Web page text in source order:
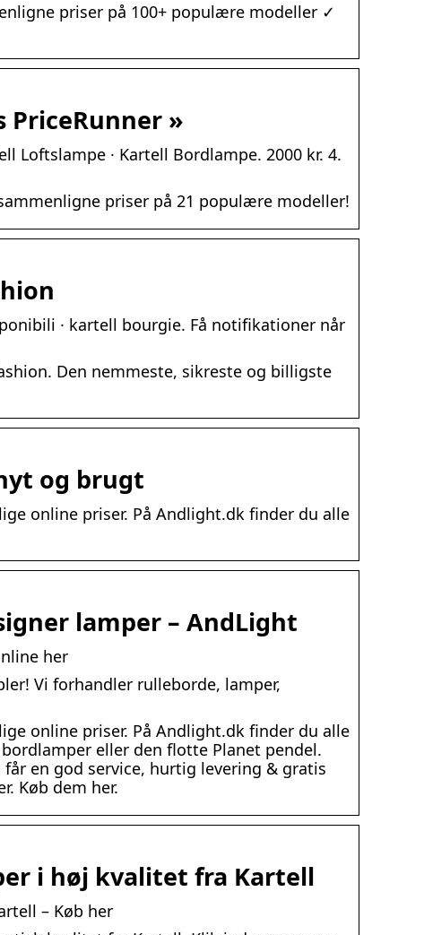
priser på 100+ populære modeller ✓
PriceRunner »
Loftslampe · Kartell Bordlampe. 2000 kr. 4.
priser på 21 populære modeller!
· kartell bourgie. Få notifikationer når
Den nemmeste, sikreste og billigste
og brugt
online priser. På Andlight.dk finder du alle
lamper – AndLight
her
Vi forhandler rulleborde, lamper,
online priser. På Andlight.dk finder du alle
eller den flotte Planet pendel.
en god service, hurtig levering & gratis
Køb dem her.
i høj kvalitet fra Kartell
– Køb her